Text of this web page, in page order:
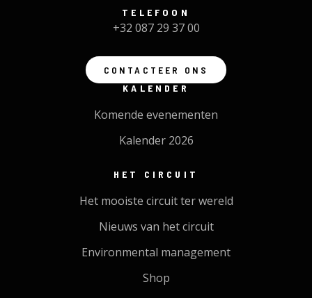
TELEFOON
+32 087 29 37 00
CONTACTEER ONS
KALENDER
Komende evenementen
Kalender 2026
HET CIRCUIT
Het mooiste circuit ter wereld
Nieuws van het circuit
Environmental management
Shop